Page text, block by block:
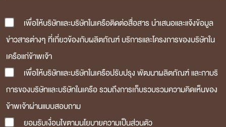
เพื่อให้บริษัทและบริษัทในเครือติดต่อสื่อสาร นำเสนอและแจ้งข้อมูล
ข่าวสารต่างๆ ที่เกี่ยวข้องกับผลิตภัณฑ์ บริการและโครงการของบริษัทใน
เครือแก่ข้าพเจ้า
เพื่อให้บริษัทและบริษัทในเครือปรับปรุง พัฒนาผลิตภัณฑ์ และกาบริ
การของบริษัทและบริษัทในเครือ รวมถึงการเก็บรวบรวมความคิดเห็นของ
ข้าพเจ้าผ่านแบบสอบถาม
ยอมรับเงื่อนไขตามนโยบายความเป็นส่วนตัว